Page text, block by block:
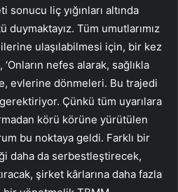
liç yığınları altında
duymaktayız. Tüm umutlarımız
ulaşılabilmesi için, bir kez
nefes alarak, sağlıkla
evlerine dönmeleri. Bu trajedi
Çünkü tüm uyarılara
körü körüne yürütülen
bu noktaya geldi. Farklı bir
daha da serbestleştirecek,
şirket kârlarına daha fazla